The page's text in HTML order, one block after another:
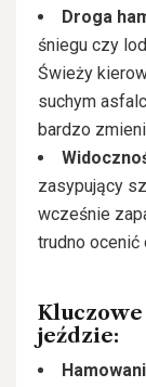
Droga
śniegu czy
Świeży
suchym
bardzo
zasypujący
wcześnie
trudno ocenić
jeździe: